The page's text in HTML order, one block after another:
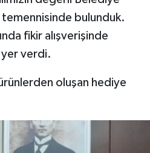
temennisinde bulunduk.
fikir alışverişinde
yer verdi.
oluşan hediye